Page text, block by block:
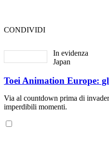
CONDIVIDI
In evidenza
Japan
Toei Animation Europe:
Via al countdown prima di
imperdibili momenti.